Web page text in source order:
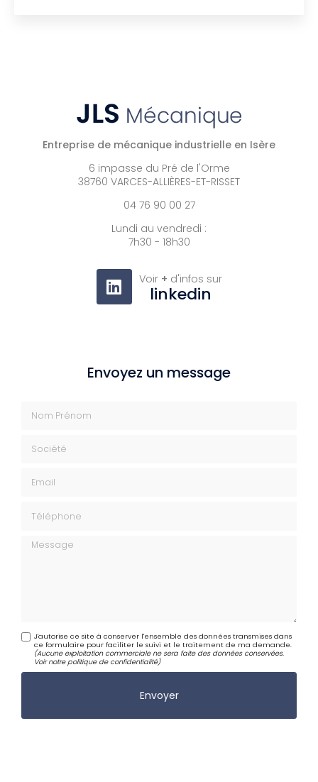
Entreprise de mécanique industrielle en Isère
6 impasse du Pré de l'Orme
38760 VARCES-ALLIÈRES-ET-RISSET
04 76 90 00 27
Lundi au vendredi :
7h30 - 18h30
Voir + d'infos sur
linkedin
Envoyez un message
Message
J'autorise ce site à conserver l'ensemble des données transmises dans
ce formulaire pour faciliter le suivi et le traitement de ma demande.
(Aucune exploitation commerciale ne sera faite des données conservées.
Voir notrepolitique de confidentialité)